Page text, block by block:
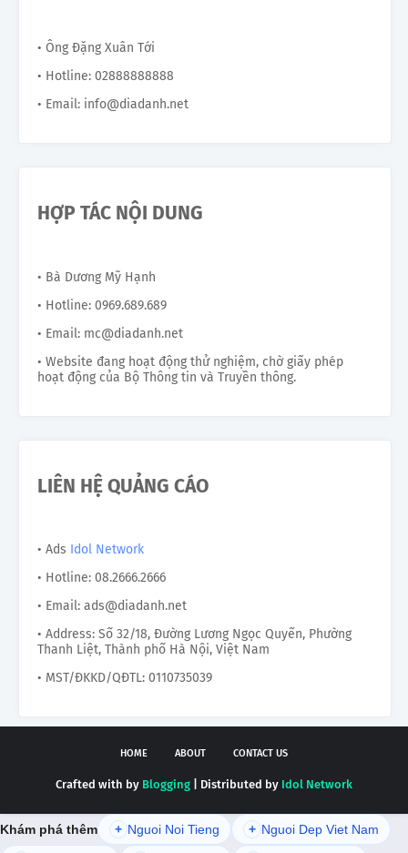
• Ông Đặng Xuân Tới
• Hotline: 02888888888
• Email: info@diadanh.net
HỢP TÁC NỘI DUNG
• Bà Dương Mỹ Hạnh
• Hotline: 0969.689.689
• Email: mc@diadanh.net
• Website đang hoạt động thử nghiệm, chờ giấy phép
hoạt động của Bộ Thông tin và Truyền thông.
LIÊN HỆ QUẢNG CÁO
• Ads Idol Network
• Hotline: 08.2666.2666
• Email: ads@diadanh.net
• Address: Số 32/18, Đường Lương Ngọc Quyến, Phường
Thanh Liệt, Thành phố Hà Nội, Việt Nam
• MST/ĐKKD/QĐTL: 0110735039
HOME ABOUT CONTACT US
Crafted with by Blogging | Distributed by Idol Network
Khám phá thêm + Nguoi Noi Tieng + Nguoi Dep Viet Nam